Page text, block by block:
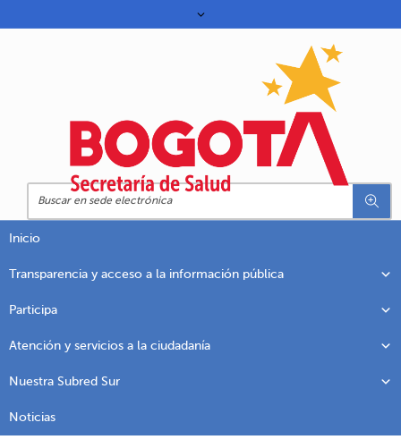
Inicio
Transparencia y acceso a la información pública
Participa
Atención y servicios a la ciudadanía
Nuestra Subred Sur
Noticias